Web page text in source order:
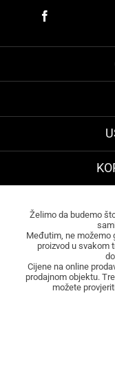
Želimo da budemo
Međutim, ne možemo
proizvod u svakom
Cijene na online
prodajnom objektu.
možete